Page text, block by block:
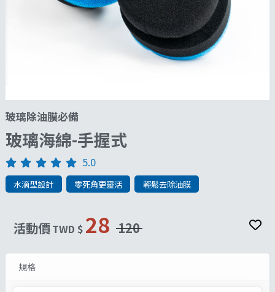
玻璃除油膜必備
玻璃海綿-手握式
5.0
水滴型設計 零死角更靈活 輕鬆去除油膜
活動價 TWD $ 28 120
規格